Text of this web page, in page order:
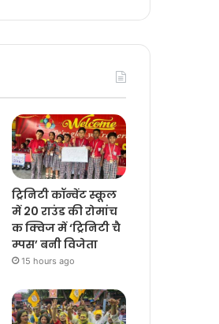
ट्रिनिटी कॉन्वेंट स्कूल
में 20 राउंड की रोमांच
क क्विज में ‘ट्रिनिटी चै
म्पस’ बनी विजेता
15 hours ago